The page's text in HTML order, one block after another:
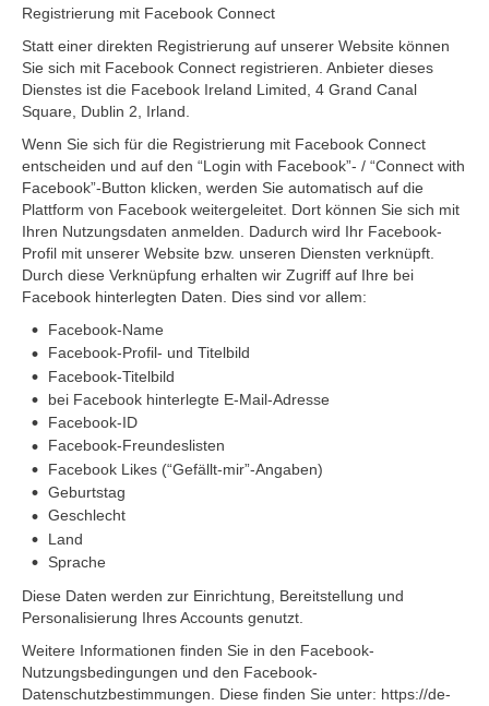
Registrierung mit Facebook Connect
Statt einer direkten Registrierung auf unserer Website können
Sie sich mit Facebook Connect registrieren. Anbieter dieses
Dienstes ist die Facebook Ireland Limited, 4 Grand Canal
Square, Dublin 2, Irland.
Wenn Sie sich für die Registrierung mit Facebook Connect
entscheiden und auf den “Login with Facebook”- / “Connect with
Facebook”-Button klicken, werden Sie automatisch auf die
Plattform von Facebook weitergeleitet. Dort können Sie sich mit
Ihren Nutzungsdaten anmelden. Dadurch wird Ihr Facebook-
Profil mit unserer Website bzw. unseren Diensten verknüpft.
Durch diese Verknüpfung erhalten wir Zugriff auf Ihre bei
Facebook hinterlegten Daten. Dies sind vor allem:
Facebook-Name
Facebook-Profil- und Titelbild
Facebook-Titelbild
bei Facebook hinterlegte E-Mail-Adresse
Facebook-ID
Facebook-Freundeslisten
Facebook Likes (“Gefällt-mir”-Angaben)
Geburtstag
Geschlecht
Land
Sprache
Diese Daten werden zur Einrichtung, Bereitstellung und
Personalisierung Ihres Accounts genutzt.
Weitere Informationen finden Sie in den Facebook-
Nutzungsbedingungen und den Facebook-
Datenschutzbestimmungen. Diese finden Sie unter: https://de-